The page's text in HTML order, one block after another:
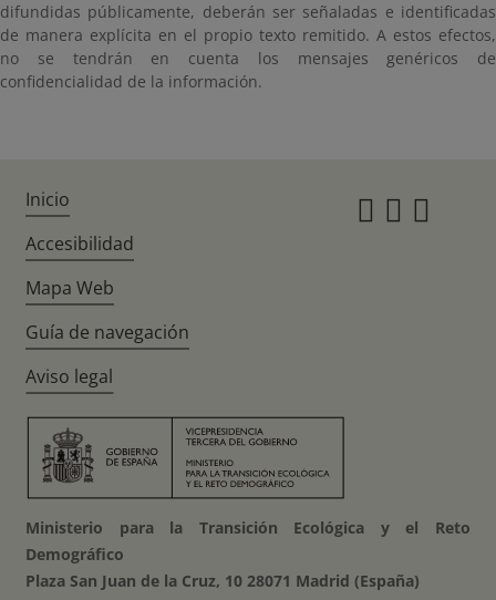
difundidas públicamente, deberán ser señaladas e identificadas
de manera explícita en el propio texto remitido. A estos efectos,
no se tendrán en cuenta los mensajes genéricos de
confidencialidad de la información.
Inicio
Accesibilidad
Mapa Web
Guía de navegación
Aviso legal
Ministerio para la Transición Ecológica y el Reto
Demográfico
Plaza San Juan de la Cruz, 10 28071 Madrid (España)